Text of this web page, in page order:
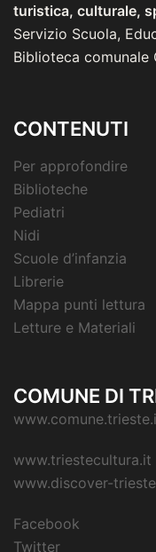
turistica, culturale,
Servizio Scuola,
Biblioteca comunale
CONTENUTI
Per approfondire
Biblioteche
Pediatri
Nidi
Scuole d’infanzia
Librerie
Mappa punti lettura
Letture e Materiali
COMUNE DI
www.triestecultura.it
www.discover-
Facebook
Twitter